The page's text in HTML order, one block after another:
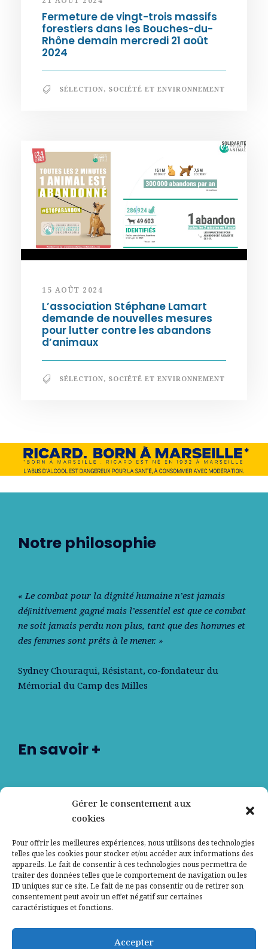
Gérer le consentement aux
cookies
Pour offrir les meilleures expériences, nous utilisons des technologies
telles que les cookies pour stocker et/ou accéder aux informations des
appareils. Le fait de consentir à ces technologies nous permettra de
traiter des données telles que le comportement de navigation ou les
ID uniques sur ce site. Le fait de ne pas consentir ou de retirer son
consentement peut avoir un effet négatif sur certaines
caractéristiques et fonctions.
Accepter
Fermeture de vingt-trois massifs
forestiers dans les Bouches-du-
Rhône demain mercredi 21 août
2024
SÉLECTION, SOCIÉTÉ ET ENVIRONNEMENT
15 AOÛT 2024
L’association Stéphane Lamart
demande de nouvelles mesures
pour lutter contre les abandons
d’animaux
SÉLECTION, SOCIÉTÉ ET ENVIRONNEMENT
Notre philosophie
« Le combat pour la dignité humaine n’est jamais
déﬁnitivement gagné mais l’essentiel est que ce combat
ne soit jamais perdu non plus, tant que des hommes et
des femmes sont prêts à le mener. »
Sydney Chouraqui, Résistant, co-fondateur du
Mémorial du Camp des Milles
En savoir +
Nos partenaires
Contactez-nous
Mentions légales